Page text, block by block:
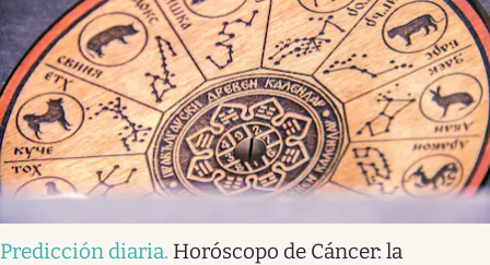
Predicción diaria. Horóscopo de Cáncer: la